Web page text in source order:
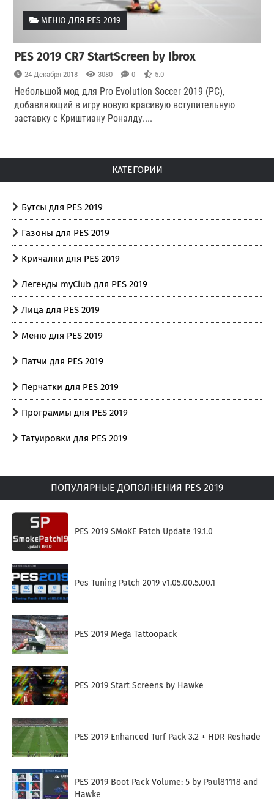
МЕНЮ ДЛЯ PES 2019
PES 2019 CR7 StartScreen by Ibrox
24 Декабря 2018 3080 0 5.0
Небольшой мод для Pro Evolution Soccer 2019 (PC),
добавляющий в игру новую красивую вступительную
заставку с Криштиану Роналду....
КАТЕГОРИИ
Бутсы для PES 2019
Газоны для PES 2019
Кричалки для PES 2019
Легенды myClub для PES 2019
Лица для PES 2019
Меню для PES 2019
Патчи для PES 2019
Перчатки для PES 2019
Программы для PES 2019
Татуировки для PES 2019
ПОПУЛЯРНЫЕ ДОПОЛНЕНИЯ PES 2019
PES 2019 SMoKE Patch Update 19.1.0
Pes Tuning Patch 2019 v1.05.00.5.00.1
PES 2019 Mega Tattoopack
PES 2019 Start Screens by Hawke
PES 2019 Enhanced Turf Pack 3.2 + HDR Reshade
PES 2019 Boot Pack Volume: 5 by Paul81118 and
Hawke